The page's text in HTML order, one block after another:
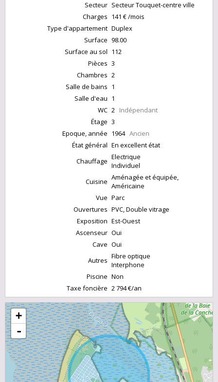
Secteur Secteur Touquet-centre ville
Charges 141 € /mois
Type d'appartement Duplex
Surface 98.00
Surface au sol 112
Pièces 3
Chambres 2
Salle de bains 1
Salle d'eau 1
WC 2 Indépendant
Étage 3
Epoque, année 1964 Ancien
État général En excellent état
Chauffage Electrique
Individuel
Cuisine Aménagée et équipée,
Américaine
Vue Parc
Ouvertures PVC, Double vitrage
Exposition Est-Ouest
Ascenseur Oui
Cave Oui
Autres Fibre optique
Interphone
Piscine Non
Taxe foncière 2 794 €/an
+
-